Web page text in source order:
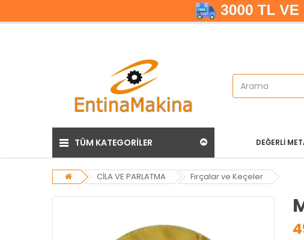
TÜM KATEGORİLER DEĞERLİ
CİLA VE PARLATMA Fırçalar ve Keçeler